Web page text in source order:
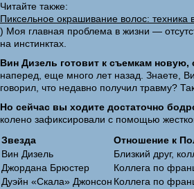
Читайте также:
Пиксельное окрашивание волос: техника
) Моя главная проблема в жизни —
на инстинктах.
Вин Дизель готовит к съемкам
наперед, еще много лет назад. Знаете,
говорил, что недавно получил травму?
Но сейчас вы ходите достаточно
колено зафиксировали с помощью
Звезда
Отношение к
Вин Дизель
Близкий друг,
Джордана Брюстер
Коллега по
Дуэйн «Скала» Джонсон Коллега по